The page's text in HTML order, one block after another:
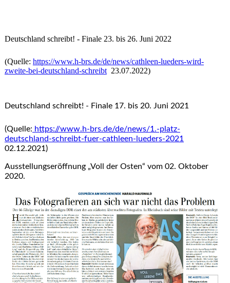
Deutschland schreibt! - Finale 23. bis 26. Juni 2022
(Quelle: https://www.h-brs.de/de/news/cathleen-lueders-wird-
zweite-bei-deutschland-schreibt23.07.2022)
Deutschland schreibt! - Finale 17. bis 20. Juni 2021
(Quelle: https://www.h-brs.de/de/news/1.-platz-
deutschland-schreibt-fuer-cathleen-lueders-2021
02.12.2021)
Ausstellungseröffnung „Voll der Osten“ vom 02. Oktober
2020.